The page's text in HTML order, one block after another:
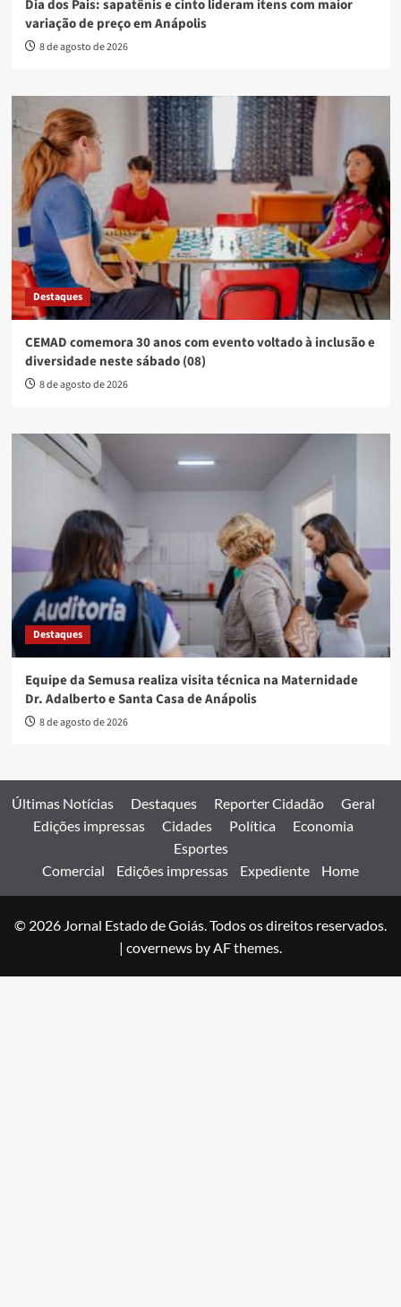
Dia dos Pais: sapatênis e cinto lideram itens com maior
variação de preço em Anápolis
8 de agosto de 2026
Destaques
CEMAD comemora 30 anos com evento voltado à inclusão e
diversidade neste sábado (08)
8 de agosto de 2026
Destaques
Equipe da Semusa realiza visita técnica na Maternidade
Dr. Adalberto e Santa Casa de Anápolis
8 de agosto de 2026
Últimas Notícias Destaques Reporter Cidadão
Geral
Edições impressas
Cidades Política
Economia
Esportes
Comercial
Edições impressas Expediente Home
© 2026 Jornal Estado de Goiás. Todos os direitos reservados.
| covernews by AF themes.